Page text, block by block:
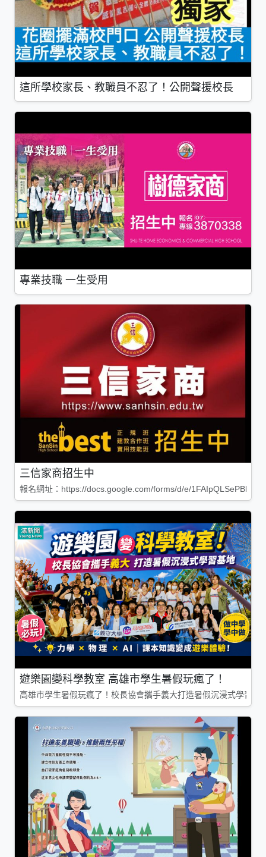
這所學校家長、教職員不忍了！公開聲援校長
專業技職 一生受用
三信家商招生中
報名網址：https://docs.google.com/forms/d/e/
遊樂園變科學教室 高雄市學生暑假玩瘋了！
高雄市學生暑假玩瘋了！校長協會攜手義大打造暑假沉浸式學習基